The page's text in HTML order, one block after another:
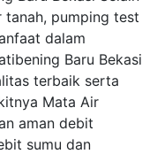
tanah, pumping test
dalam
Baru Bekasi
terbaik serta
Mata Air
aman debit
sumu dan